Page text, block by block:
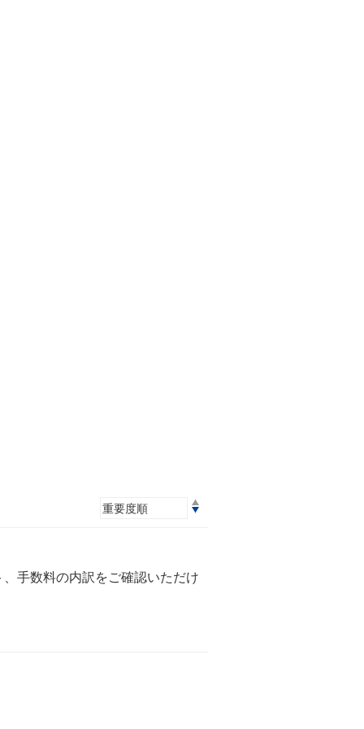
手数料の内訳をご確認いただけ